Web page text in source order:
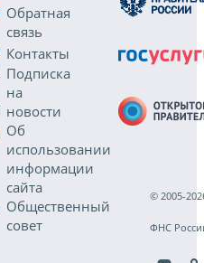
Обратная
связь
Контакты
Подписка
на
новости
Об
использовании
информации
сайта
Общественный
совет
© 2005-
ФНС